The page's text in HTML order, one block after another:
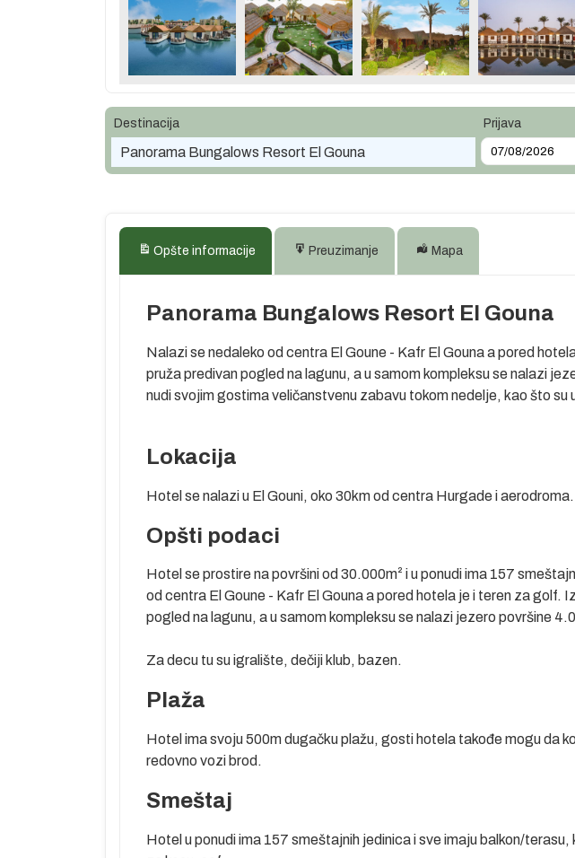
Destinacija
Panorama Bungalows Resort El Gouna
Prijava
Opšte informacije Preuzimanje Mapa
Panorama Bungalows Resort El Gouna
Nalazi se nedaleko od centra El Goune - Kafr El Gouna a pored
pruža predivan pogled na lagunu, a u samom kompleksu se nalazi
nudi svojim gostima veličanstvenu zabavu tokom nedelje, kao što su
Lokacija
Hotel se nalazi u El Gouni, oko 30km od centra Hurgade i aerodroma.
Opšti podaci
Hotel se prostire na površini od 30.000m² i u ponudi ima 157
od centra El Goune - Kafr El Gouna a pored hotela je i teren za golf.
pogled na lagunu, a u samom kompleksu se nalazi jezero površine
Za decu tu su igralište, dečiji klub, bazen.
Plaža
Hotel ima svoju 500m dugačku plažu, gosti hotela takođe mogu da
redovno vozi brod.
Smeštaj
Hotel u ponudi ima 157 smeštajnih jedinica i sve imaju balkon/